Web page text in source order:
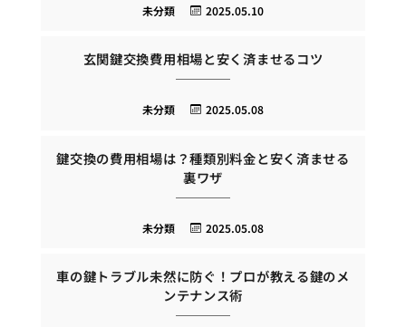
2025.05.10
未分類
玄関鍵交換費用相場と安く済ませるコツ
2025.05.08
未分類
鍵交換の費用相場は？種類別料金と安く済ませる
裏ワザ
2025.05.08
未分類
車の鍵トラブル未然に防ぐ！プロが教える鍵のメ
ンテナンス術